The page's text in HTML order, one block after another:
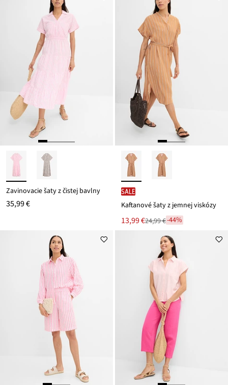
Zavinovacie šaty z čistej bavlny
35,99 €
SALE
Kaftanové šaty z jemnej viskózy
Nová
cena
13,99 €
Zľava 24,99 €-44%